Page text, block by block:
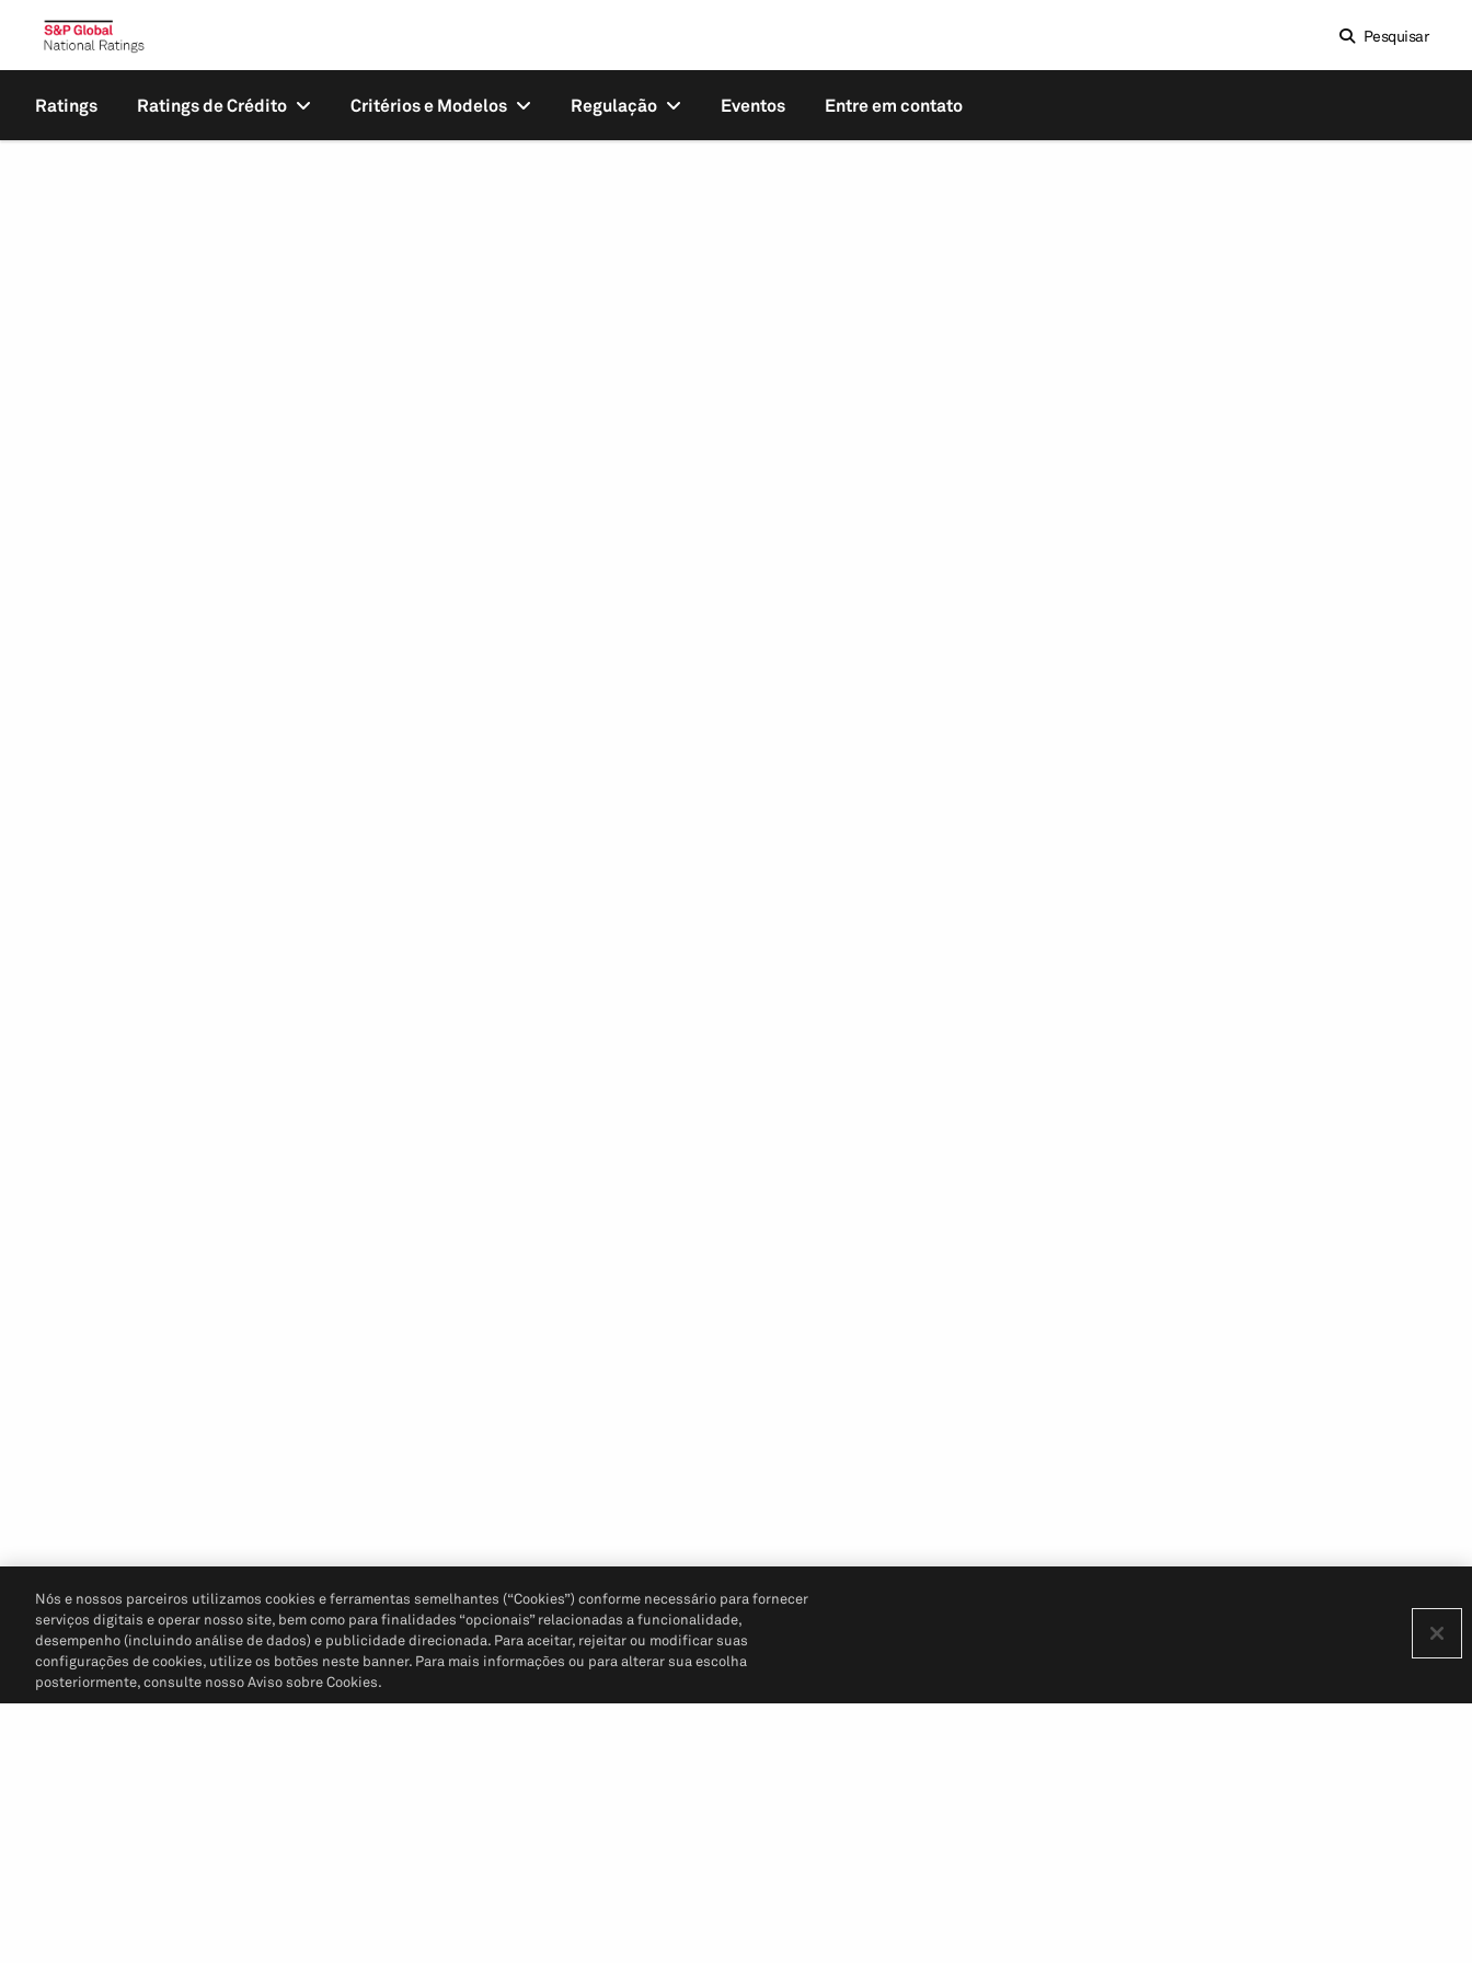
Pesquisar
Ratings Ratings de Crédito Critérios e Modelos Regulação Eventos Entre em contato
Nós e nossos parceiros utilizamos cookies e ferramentas semelhantes (“Cookies”) conforme necessário para fornecer
serviços digitais e operar nosso site, bem como para finalidades “opcionais” relacionadas a funcionalidade,
desempenho (incluindo análise de dados) e publicidade direcionada. Para aceitar, rejeitar ou modificar suas
configurações de cookies, utilize os botões neste banner. Para mais informações ou para alterar sua escolha
posteriormente, consulte nosso Aviso sobre Cookies.